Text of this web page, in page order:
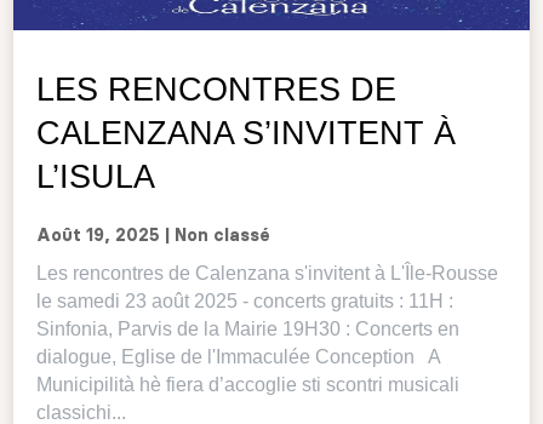
LES RENCONTRES DE
CALENZANA S’INVITENT À
L’ISULA
Août 19, 2025 Non classé
Les rencontres de Calenzana s'invitent à L'Île-Rousse
le samedi 23 août 2025 - concerts gratuits : 11H :
Sinfonia, Parvis de la Mairie 19H30 : Concerts en
dialogue, Eglise de l'Immaculée Conception A
Municipilità hè fiera d’accoglie sti scontri musicali
classichi...